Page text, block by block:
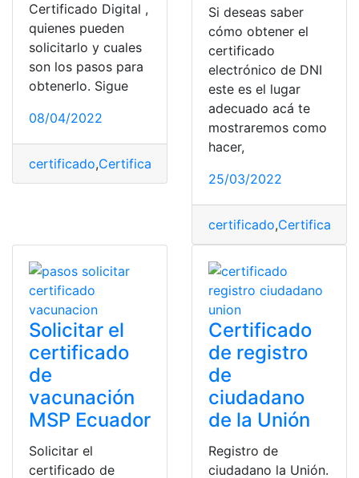
Certificado Digital ,
quienes pueden
solicitarlo y cuales
son los pasos para
obtenerlo. Sigue
08/04/2022
certificado,Certificado digital
Si deseas saber
cómo obtener el
certificado
electrónico de DNI
este es el lugar
adecuado acá te
mostraremos como
hacer,
25/03/2022
certificado,Certificado
Solicitar el
certificado
de
vacunación
MSP Ecuador
Solicitar el
certificado de
Certificado
de registro
de
ciudadano
de la Unión
Registro de
ciudadano la Unión.